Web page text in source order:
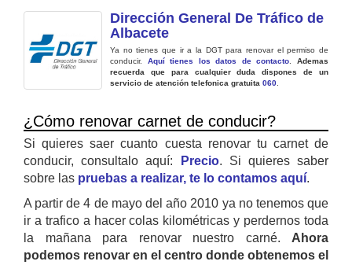
Dirección General De Tráfico de
Albacete
Ya no tienes que ir a la DGT para renovar el permiso de
conducir. Aquí tienes los datos de contacto .Ademas
recuerda que para cualquier duda dispones de un
servicio de atención telefonica gratuita 060
¿Cómo renovar carnet de conducir?
Si quieres saer cuanto cuesta renovar tu carnet de
conducir, consultalo aquí:
Precio. Si quieres saber
sobre las pruebas a realizar, te lo contamos aquí.
A partir de 4 de mayo del año 2010 ya no tenemos que
ir a trafico a hacer colas kilométricas y perdernos toda
la mañana para renovar nuestro carné. Ahora
podemos renovar en el centro donde obtenemos el